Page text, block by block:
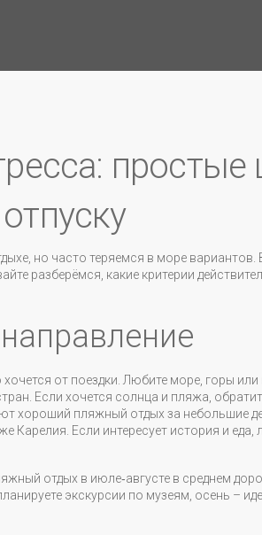
простые
но часто теряемся в море
разберёмся, какие критерии
от поездки. Любите море, горы или
Если хочется солнца и пляжа,
хороший пляжный отдых за небольшие
Карелия. Если интересует история и
отдых в июле‑августе в среднем
экскурсии по музеям, осень –